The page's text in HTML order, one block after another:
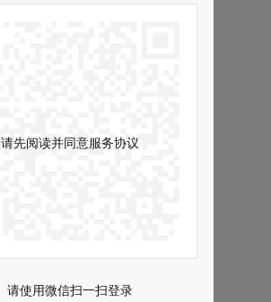
请先阅读并同意服务协议
请使用微信扫一扫登录